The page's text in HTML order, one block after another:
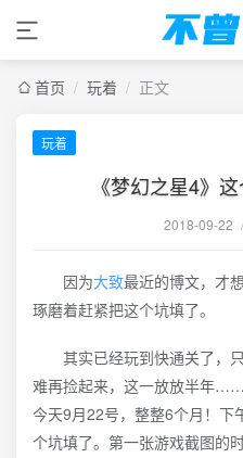
首页 / 玩着 / 正文
玩着
《梦幻之星4》
2018-09-22 /
因为大致最近的博文，才
琢磨着赶紧把这个坑填了。
其实已经玩到快通关了，只
难再捡起来，这一放放半年……
今天9月22号，整整6个月！下
个坑填了。第一张游戏截图的